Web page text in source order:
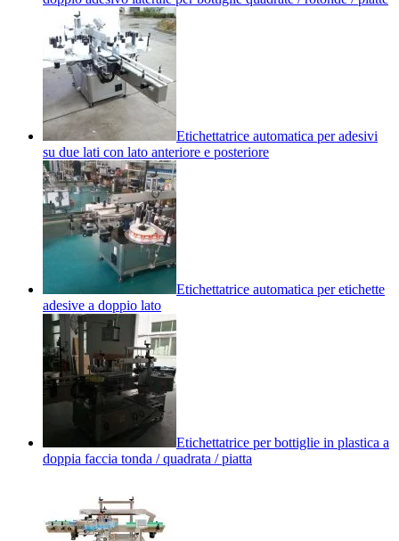
Etichettatrice automatica per adesivi
su due lati con lato anteriore e posteriore
Etichettatrice automatica per etichette
adesive a doppio lato
Etichettatrice per bottiglie in plastica a
doppia faccia tonda / quadrata / piatta